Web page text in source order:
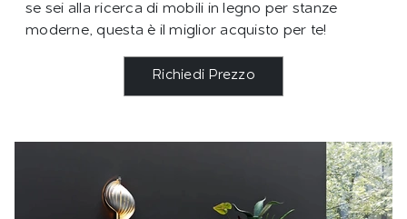
se sei alla ricerca di mobili in legno per stanze
moderne, questa è il miglior acquisto per te!
Richiedi Prezzo